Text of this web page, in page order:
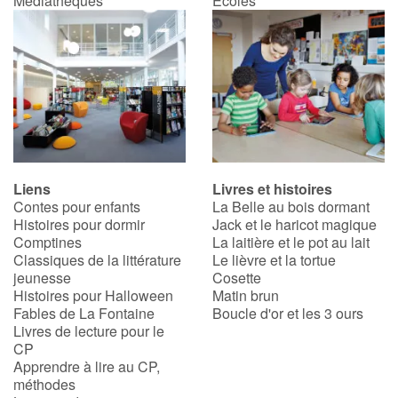
Catalogue anglais
Contraste +
Aide
Accueil
Famille
Écoles
Médiathèques
Vidéos & Tutoriaux
Liens
Contes pour enfants
Histoires pour dormir
Comptines
Classiques de la littérature
jeunesse
Histoires pour Halloween
Fables de La Fontaine
Livres de lecture pour le
CP
Apprendre à lire au CP,
méthodes
Livres et histoires
La Belle au bois dormant
Jack et le haricot magique
La laitière et le pot au lait
Le lièvre et la tortue
Cosette
Matin brun
Boucle d'or et les 3 ours